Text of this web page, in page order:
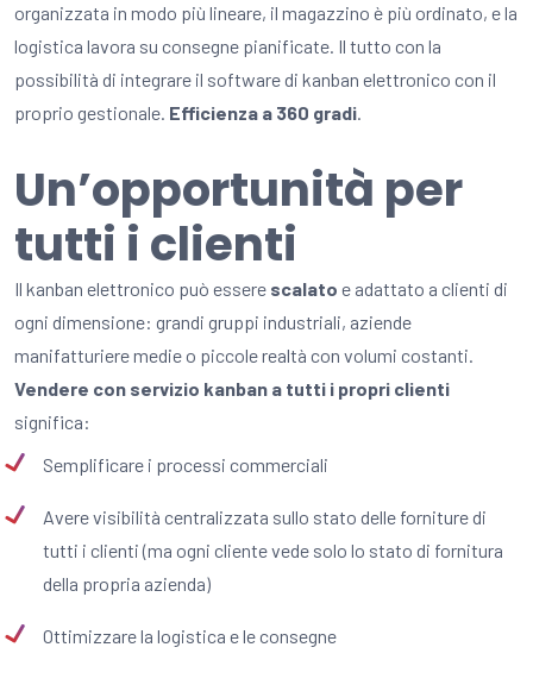
organizzata in modo più lineare, il magazzino è più ordinato, e la
logistica lavora su consegne pianificate. Il tutto con la
possibilità di integrare il software di kanban elettronico con il
proprio gestionale. Efficienza a 360 gradi.
Un’opportunità per
tutti i clienti
Il kanban elettronico può essere scalato e adattato a clienti di
ogni dimensione: grandi gruppi industriali, aziende
manifatturiere medie o piccole realtà con volumi costanti.
Vendere con servizio kanban a tutti i propri clienti
significa:
Semplificare i processi commerciali
Avere visibilità centralizzata sullo stato delle forniture di
tutti i clienti (ma ogni cliente vede solo lo stato di fornitura
della propria azienda)
Ottimizzare la logistica e le consegne